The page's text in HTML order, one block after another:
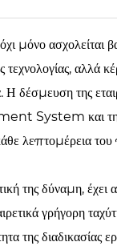
ασχολείται
αλλά
Η δέσμευση της
System και
λεπτομέρεια
δύναμη, έχει
γρήγορη
της διαδικασίας